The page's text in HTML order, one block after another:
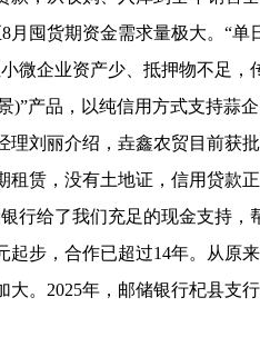
囤货期资金需求量极大。“单
微企业资产少、抵押物不足
)”产品，以纯信用方式支持蒜
丽介绍，垚鑫农贸目前获批
租赁，没有土地证，信用贷款
给了我们充足的现金支持，
起步，合作已超过14年。从原
。2025年，邮储银行杞县支